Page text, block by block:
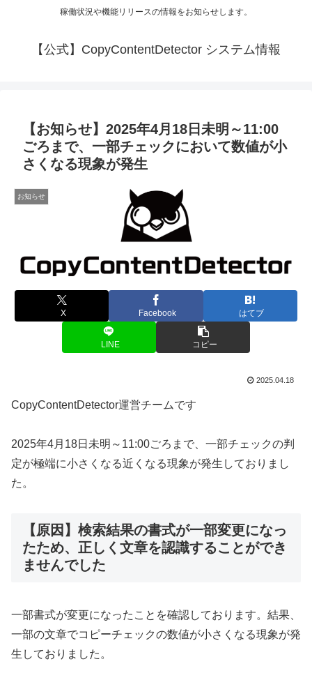
稼働状況や機能リリースの情報をお知らせします。
【公式】CopyContentDetector システム情報
【お知らせ】2025年4月18日未明～11:00
ごろまで、一部チェックにおいて数値が小
さくなる現象が発生
お知らせ
X Facebook はてブ
LINE コピー
2025.04.18
CopyContentDetector運営チームです
2025年4月18日未明～11:00ごろまで、一部チェックの判
定が極端に小さくなる近くなる現象が発生しておりまし
た。
【原因】検索結果の書式が一部変更になっ
たため、正しく文章を認識することができ
ませんでした
一部書式が変更になったことを確認しております。結果、
一部の文章でコピーチェックの数値が小さくなる現象が発
生しておりました。